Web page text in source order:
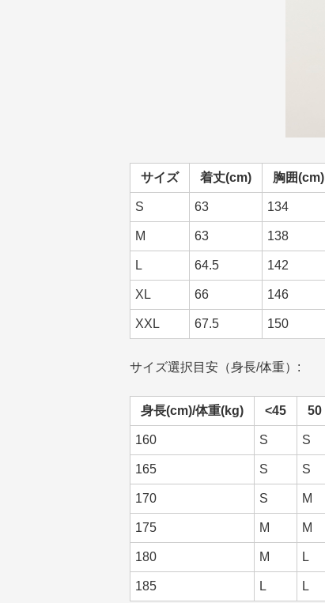
サイズ 着丈(cm) 胸囲(cm)
S 63 134
M 63 138
L 64.5 142
XL 66 146
XXL 67.5 150
サイズ選択目安（身長/体重）:
身長(cm)/体重(kg) <45 50
160 S S
165 S S
170 S M
175 M M
180 M L
185 L L